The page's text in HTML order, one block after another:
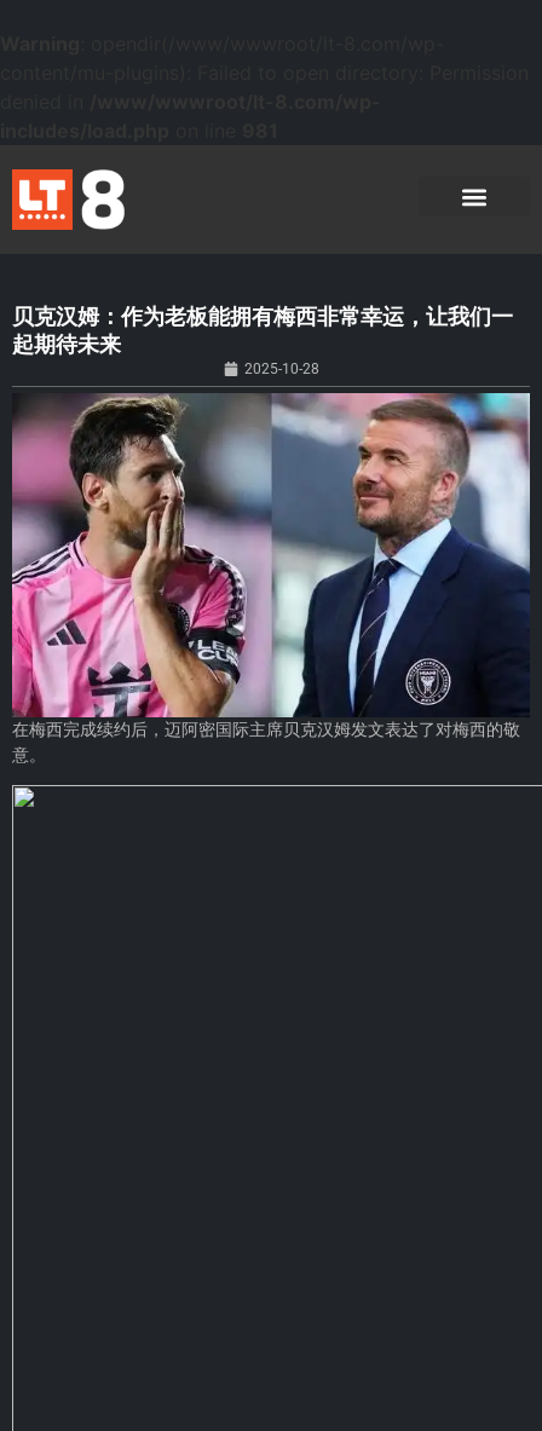
贝克汉姆：作为老板能拥有梅西非常幸运，让我们一
起期待未来
2025-10-28
在梅西完成续约后，迈阿密国际主席贝克汉姆发文表达了对梅西的敬
意。